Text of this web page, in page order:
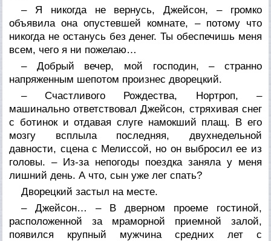
– Я никогда не вернусь, Джейсон, – громко
объявила она опустевшей комнате, – потому что
никогда не останусь без денег. Ты обеспечишь меня
всем, чего я ни пожелаю…
– Добрый вечер, мой господин, – странно
напряженным шепотом произнес дворецкий.
– Счастливого Рождества, Нортроп, –
машинально ответствовал Джейсон, стряхивая снег
с ботинок и отдавая слуге намокший плащ. В его
мозгу всплыла последняя, двухнедельной
давности, сцена с Мелиссой, но он выбросил ее из
головы. – Из-за непогоды поездка заняла у меня
лишний день. А что, сын уже лег спать?
Дворецкий застыл на месте.
– Джейсон… – В дверном проеме гостиной,
расположенной за мраморной приемной залой,
появился крупный мужчина средних лет с